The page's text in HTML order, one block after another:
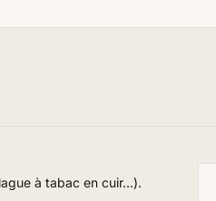
à tabac en cuir...).